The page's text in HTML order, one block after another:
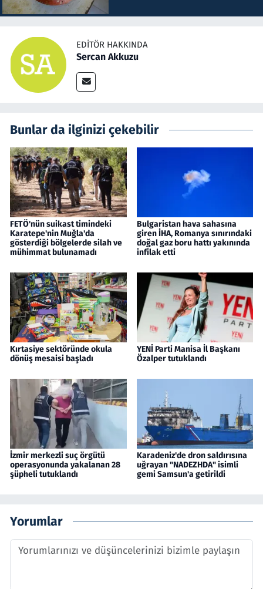
EDITÖR HAKKINDA
Sercan Akkuzu
Bunlar da ilginizi çekebilir
FETÖ'nün suikast timindeki
Karatepe'nin Muğla'da
gösterdiği bölgelerde silah ve
mühimmat bulunamadı
Bulgaristan hava sahasına
giren İHA, Romanya sınırındaki
doğal gaz boru hattı yakınında
infilak etti
Kırtasiye sektöründe okula
dönüş mesaisi başladı
YENİ Parti Manisa İl Başkanı
Özalper tutuklandı
İzmir merkezli suç örgütü
operasyonunda yakalanan 28
şüpheli tutuklandı
Karadeniz'de dron saldırısına
uğrayan "NADEZHDA" isimli
gemi Samsun'a getirildi
Yorumlar